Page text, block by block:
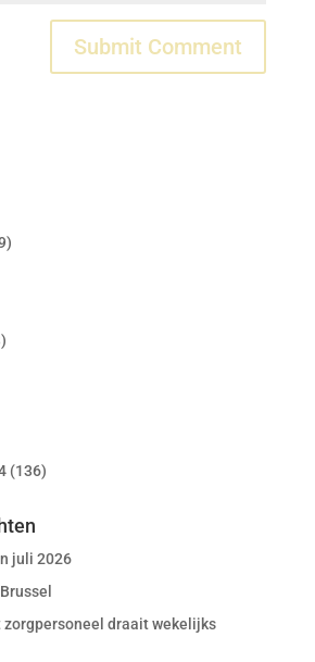
(136)
juli 2026
zorgpersoneel draait wekelijks